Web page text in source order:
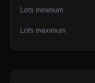
Lots minimum
Lots maximum